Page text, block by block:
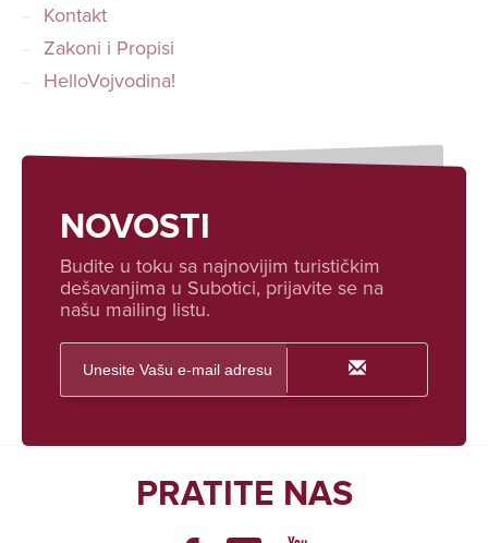
Kontakt
Zakoni i Propisi
HelloVojvodina!
NOVOSTI
Budite u toku sa najnovijim turističkim
dešavanjima u Subotici, prijavite se na
našu mailing listu.
PRATITE NAS